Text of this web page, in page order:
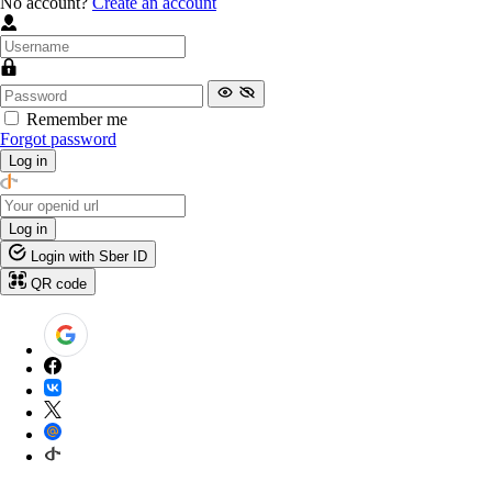
Remember me
Forgot password
Log in
Log in
Login with Sber ID
QR code